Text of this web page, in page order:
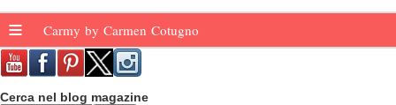
≡ Carmy by Carmen Cotugno
Cerca nel blog magazine